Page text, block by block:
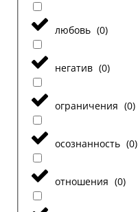
любовь (0)
негатив (0)
ограничения (0)
осознанность (0)
отношения (0)